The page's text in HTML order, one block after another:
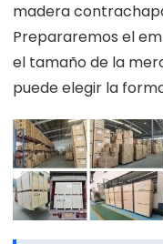
madera
Prepararemos el
el tamaño de la
puede elegir la